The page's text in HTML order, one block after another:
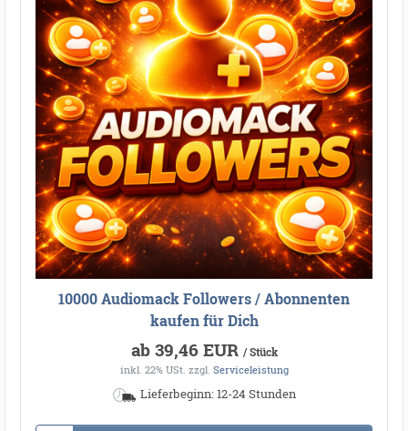
10000 Audiomack Followers / Abonnenten
kaufen für Dich
ab 39,46 EUR / Stück
inkl. 22% USt. zzgl. Serviceleistung
Lieferbeginn: 12-24 Stunden